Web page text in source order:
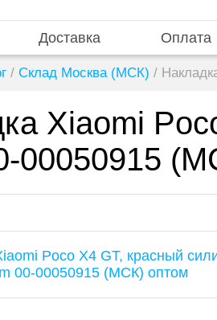
Доставка Оплата
/ Склад Москва (МСК) /
Xiaomi
00050915